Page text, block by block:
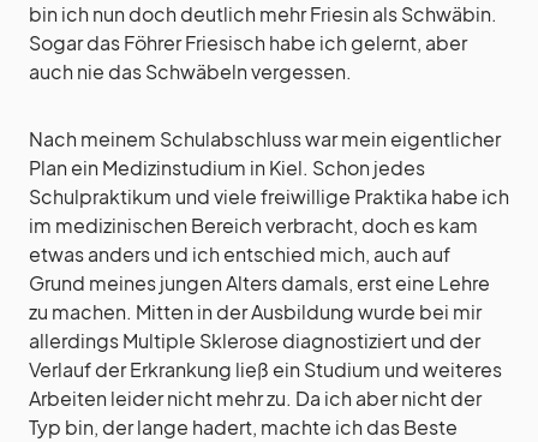
bin ich nun doch deutlich mehr Friesin als Schwäbin.
Sogar das Föhrer Friesisch habe ich gelernt, aber
auch nie das Schwäbeln vergessen.
Nach meinem Schulabschluss war mein eigentlicher
Plan ein Medizinstudium in Kiel. Schon jedes
Schulpraktikum und viele freiwillige Praktika habe ich
im medizinischen Bereich verbracht, doch es kam
etwas anders und ich entschied mich, auch auf
Grund meines jungen Alters damals, erst eine Lehre
zu machen. Mitten in der Ausbildung wurde bei mir
allerdings Multiple Sklerose diagnostiziert und der
Verlauf der Erkrankung ließ ein Studium und weiteres
Arbeiten leider nicht mehr zu. Da ich aber nicht der
Typ bin, der lange hadert, machte ich das Beste